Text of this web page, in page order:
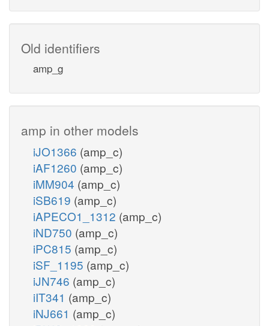
Old identifiers
amp_g
amp in other models
iJO1366 (amp_c)
iAF1260 (amp_c)
iMM904 (amp_c)
iSB619 (amp_c)
iAPECO1_1312 (amp_c)
iND750 (amp_c)
iPC815 (amp_c)
iSF_1195 (amp_c)
iJN746 (amp_c)
iIT341 (amp_c)
iNJ661 (amp_c)